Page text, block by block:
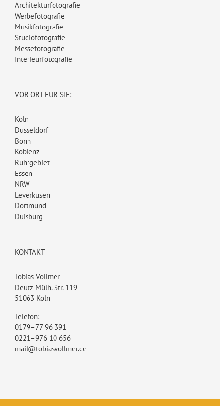
Architekturfotografie
Werbefotografie
Musikfotografie
Studiofotografie
Messefotografie
Interieurfotografie
VOR ORT FÜR SIE:
Köln
Düsseldorf
Bonn
Koblenz
Ruhrgebiet
Essen
NRW
Leverkusen
Dortmund
Duisburg
KONTAKT
Tobias Vollmer
Deutz-Mülh.-Str. 119
51063 Köln
Telefon:
0179–77 96 391
0221–976 10 656
mail@tobiasvollmer.de